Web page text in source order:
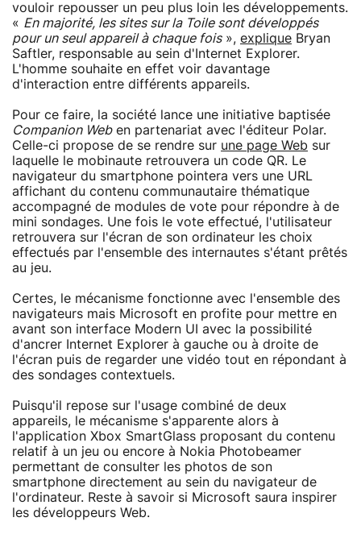
vouloir repousser un peu plus loin les développements.
« En majorité, les sites sur la Toile sont développés
pour un seul appareil à chaque fois», explique Bryan
Saftler, responsable au sein d'Internet Explorer.
L'homme souhaite en effet voir davantage
d'interaction entre différents appareils.
Pour ce faire, la société lance une initiative baptisée
Companion Weben partenariat avec l'éditeur Polar.
Celle-ci propose de se rendre sur une page Web sur
laquelle le mobinaute retrouvera un code QR. Le
navigateur du smartphone pointera vers une URL
affichant du contenu communautaire thématique
accompagné de modules de vote pour répondre à de
mini sondages. Une fois le vote effectué, l'utilisateur
retrouvera sur l'écran de son ordinateur les choix
effectués par l'ensemble des internautes s'étant prêtés
au jeu.
Certes, le mécanisme fonctionne avec l'ensemble des
navigateurs mais Microsoft en profite pour mettre en
avant son interface Modern UI avec la possibilité
d'ancrer Internet Explorer à gauche ou à droite de
l'écran puis de regarder une vidéo tout en répondant à
des sondages contextuels.
Puisqu'il repose sur l'usage combiné de deux
appareils, le mécanisme s'apparente alors à
l'application Xbox SmartGlass proposant du contenu
relatif à un jeu ou encore à Nokia Photobeamer
permettant de consulter les photos de son
smartphone directement au sein du navigateur de
l'ordinateur. Reste à savoir si Microsoft saura inspirer
les développeurs Web.